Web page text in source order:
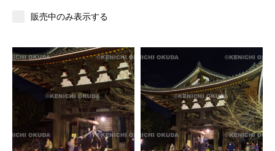
販売中のみ表示する